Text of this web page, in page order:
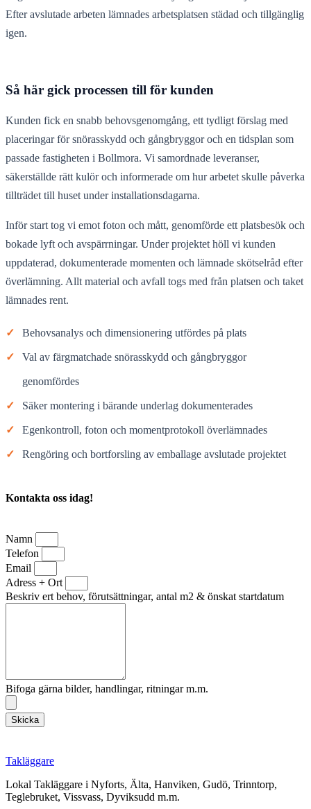
Efter avslutade arbeten lämnades arbetsplatsen städad och tillgänglig
igen.
Så här gick processen till för kunden
Kunden fick en snabb behovsgenomgång, ett tydligt förslag med
placeringar för snörasskydd och gångbryggor och en tidsplan som
passade fastigheten i Bollmora. Vi samordnade leveranser,
säkerställde rätt kulör och informerade om hur arbetet skulle påverka
tillträdet till huset under installationsdagarna.
Inför start tog vi emot foton och mått, genomförde ett platsbesök och
bokade lyft och avspärrningar. Under projektet höll vi kunden
uppdaterad, dokumenterade momenten och lämnade skötselråd efter
överlämning. Allt material och avfall togs med från platsen och taket
lämnades rent.
✓ Behovsanalys och dimensionering utfördes på plats
✓ Val av färgmatchade snörasskydd och gångbryggor
genomfördes
✓ Säker montering i bärande underlag dokumenterades
✓ Egenkontroll, foton och momentprotokoll överlämnades
✓ Rengöring och bortforsling av emballage avslutade projektet
Kontakta oss idag!
Namn
Telefon
Email
Adress + Ort
Beskriv ert behov, förutsättningar, antal m2 & önskat startdatum
Bifoga gärna bilder, handlingar, ritningar m.m.
Skicka
Takläggare
Lokal Takläggare i Nyforts, Älta, Hanviken, Gudö, Trinntorp,
Teglebruket, Vissvass, Dyviksudd m.m.